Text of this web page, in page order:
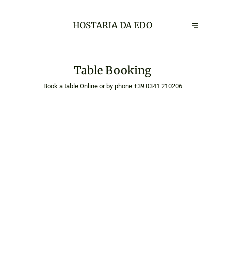
HOSTARIA DA EDO
Table Booking
Book a table Online or by phone +39 0341 210206